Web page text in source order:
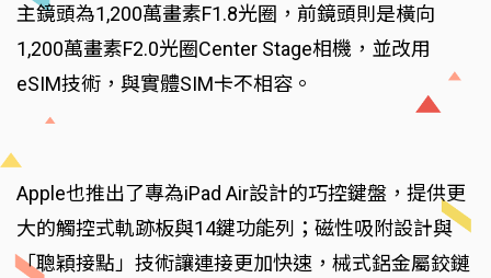
主鏡頭為1,200萬畫素F1.8光圈，前鏡頭則是橫向
1,200萬畫素F2.0光圈Center Stage相機，並改用
eSIM技術，與實體SIM卡不相容。
Apple也推出了專為iPad Air設計的巧控鍵盤，提供更
大的觸控式軌跡板與14鍵功能列；磁性吸附設計與
「聰穎接點」技術讓連接更加快速，械式鋁金屬鉸鏈